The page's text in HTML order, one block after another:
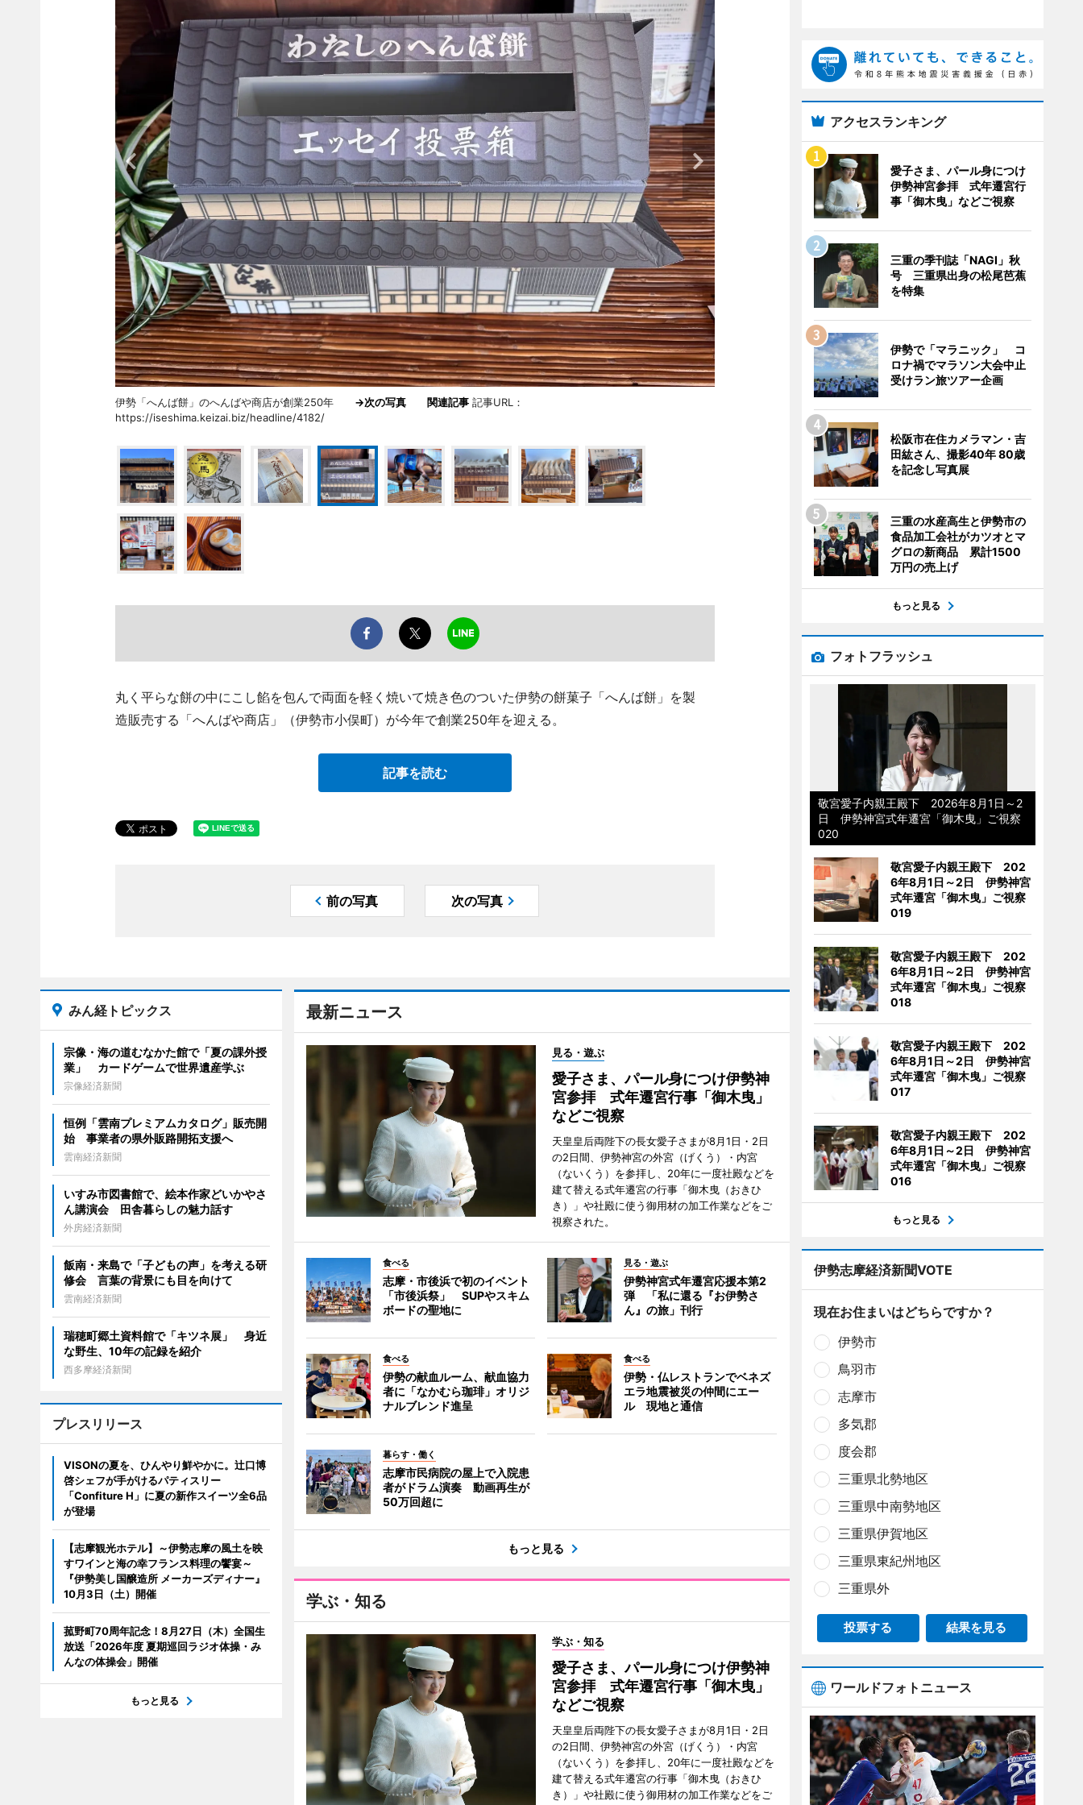
伊勢「へんば餅」のへんばや商店が創業250年 →次の写真 関連記事記事URL：
https://iseshima.keizai.biz/headline/4182/
丸く平らな餅の中にこし餡を包んで両面を軽く焼いて焼き色のついた伊勢の餅菓子「へんば餅」を製
造販売する「へんばや商店」（伊勢市小俣町）が今年で創業250年を迎える。
記事を読む
前の写真 次の写真
最新ニュース
見る・遊ぶ
愛子さま、パール身につけ伊勢神
宮参拝 式年遷宮行事「御木曳」
などご視察
天皇皇后両陛下の長女愛子さまが8月1日・2日
の2日間、伊勢神宮の外宮（げくう）・内宮
（ないくう）を参拝し、20年に一度社殿などを
建て替える式年遷宮の行事「御木曳（おきひ
き）」や社殿に使う御用材の加工作業などをご
視察された。
食べる
志摩・市後浜で初のイベント
「市後浜祭」 SUPやスキム
ボードの聖地に
見る・遊ぶ
伊勢神宮式年遷宮応援本第2
弾 「私に還る『お伊勢さ
ん』の旅」刊行
食べる
伊勢の献血ルーム、献血協力
者に「なかむら珈琲」オリジ
ナルブレンド進呈
食べる
伊勢・仏レストランでベネズ
エラ地震被災の仲間にエー
ル 現地と通信
暮らす・働く
志摩市民病院の屋上で入院患
者がドラム演奏 動画再生が
50万回超に
もっと見る
学ぶ・知る
学ぶ・知る
愛子さま、パール身につけ伊勢神
宮参拝 式年遷宮行事「御木曳」
などご視察
天皇皇后両陛下の長女愛子さまが8月1日・2日
の2日間、伊勢神宮の外宮（げくう）・内宮
（ないくう）を参拝し、20年に一度社殿などを
建て替える式年遷宮の行事「御木曳（おきひ
き）」や社殿に使う御用材の加工作業などをご
みん経トピックス
宗像・海の道むなかた館で「夏の課外授
業」 カードゲームで世界遺産学ぶ
宗像経済新聞
恒例「雲南プレミアムカタログ」販売開
始 事業者の県外販路開拓支援へ
雲南経済新聞
いすみ市図書館で、絵本作家どいかやさ
ん講演会 田舎暮らしの魅力話す
外房経済新聞
飯南・来島で「子どもの声」を考える研
修会 言葉の背景にも目を向けて
雲南経済新聞
瑞穂町郷土資料館で「キツネ展」 身近
な野生、10年の記録を紹介
西多摩経済新聞
プレスリリース
VISONの夏を、ひんやり鮮やかに。辻口博
啓シェフが手がけるパティスリー
「Confiture H」に夏の新作スイーツ全6品
が登場
【志摩観光ホテル】～伊勢志摩の風土を映
すワインと海の幸フランス料理の饗宴～
『伊勢美し国醸造所 メーカーズディナー』
10月3日（土）開催
菰野町70周年記念！8月27日（木）全国生
放送「2026年度 夏期巡回ラジオ体操・み
んなの体操会」開催
もっと見る
アクセスランキング
愛子さま、パール身につけ
伊勢神宮参拝 式年遷宮行
事「御木曳」などご視察
三重の季刊誌「NAGI」秋
号 三重県出身の松尾芭蕉
を特集
伊勢で「マラニック」 コ
ロナ禍でマラソン大会中止
受けラン旅ツアー企画
松阪市在住カメラマン・吉
田紘さん、撮影40年 80歳
を記念し写真展
三重の水産高生と伊勢市の
食品加工会社がカツオとマ
グロの新商品 累計1500
万円の売上げ
もっと見る
フォトフラッシュ
敬宮愛子内親王殿下 2026年8月1日～2
日 伊勢神宮式年遷宮「御木曳」ご視察
020
敬宮愛子内親王殿下 202
6年8月1日～2日 伊勢神宮
式年遷宮「御木曳」ご視察
019
敬宮愛子内親王殿下 202
6年8月1日～2日 伊勢神宮
式年遷宮「御木曳」ご視察
018
敬宮愛子内親王殿下 202
6年8月1日～2日 伊勢神宮
式年遷宮「御木曳」ご視察
017
敬宮愛子内親王殿下 202
6年8月1日～2日 伊勢神宮
式年遷宮「御木曳」ご視察
016
もっと見る
伊勢志摩経済新聞VOTE
現在お住まいはどちらですか？
伊勢市
鳥羽市
志摩市
多気郡
度会郡
三重県北勢地区
三重県中南勢地区
三重県伊賀地区
三重県東紀州地区
三重県外
投票する 結果を見る
ワールドフォトニュース